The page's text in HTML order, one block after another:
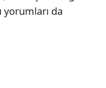
da